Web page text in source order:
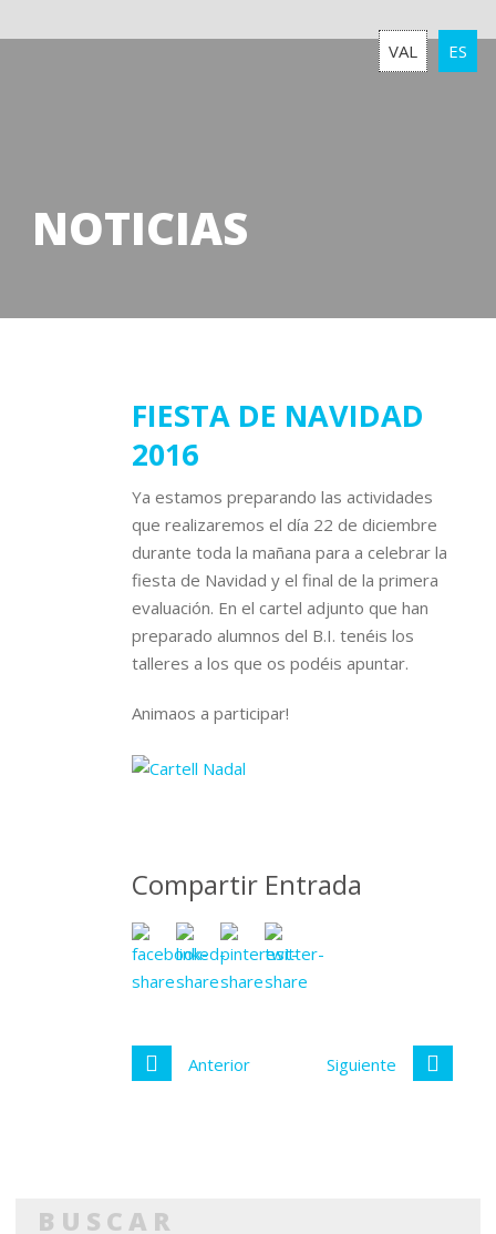
VAL ES
NOTICIAS
FIESTA DE NAVIDAD
2016
Ya estamos preparando las actividades
que realizaremos el día 22 de diciembre
durante toda la mañana para a celebrar la
fiesta de Navidad y el final de la primera
evaluación. En el cartel adjunto que han
preparado alumnos del B.I. tenéis los
talleres a los que os podéis apuntar.
Animaos a participar!
Compartir Entrada
Anterior Siguiente
BUSCAR